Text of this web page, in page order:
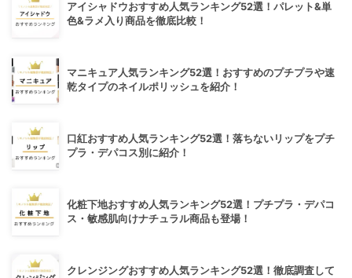
アイシャドウおすすめ人気ランキング52選！パレット&単
色&ラメ入り商品を徹底比較！
マニキュア人気ランキング52選！おすすめのプチプラや速
乾タイプのネイルポリッシュを紹介！
口紅おすすめ人気ランキング52選！落ちないリップをプチ
プラ・デパコス別に紹介！
化粧下地おすすめ人気ランキング52選！プチプラ・デパコ
ス・敏感肌向けナチュラル商品も登場！
クレンジングおすすめ人気ランキング52選！徹底調査して